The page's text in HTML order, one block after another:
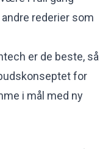
rederier som
er de beste, så
for
i mål med ny